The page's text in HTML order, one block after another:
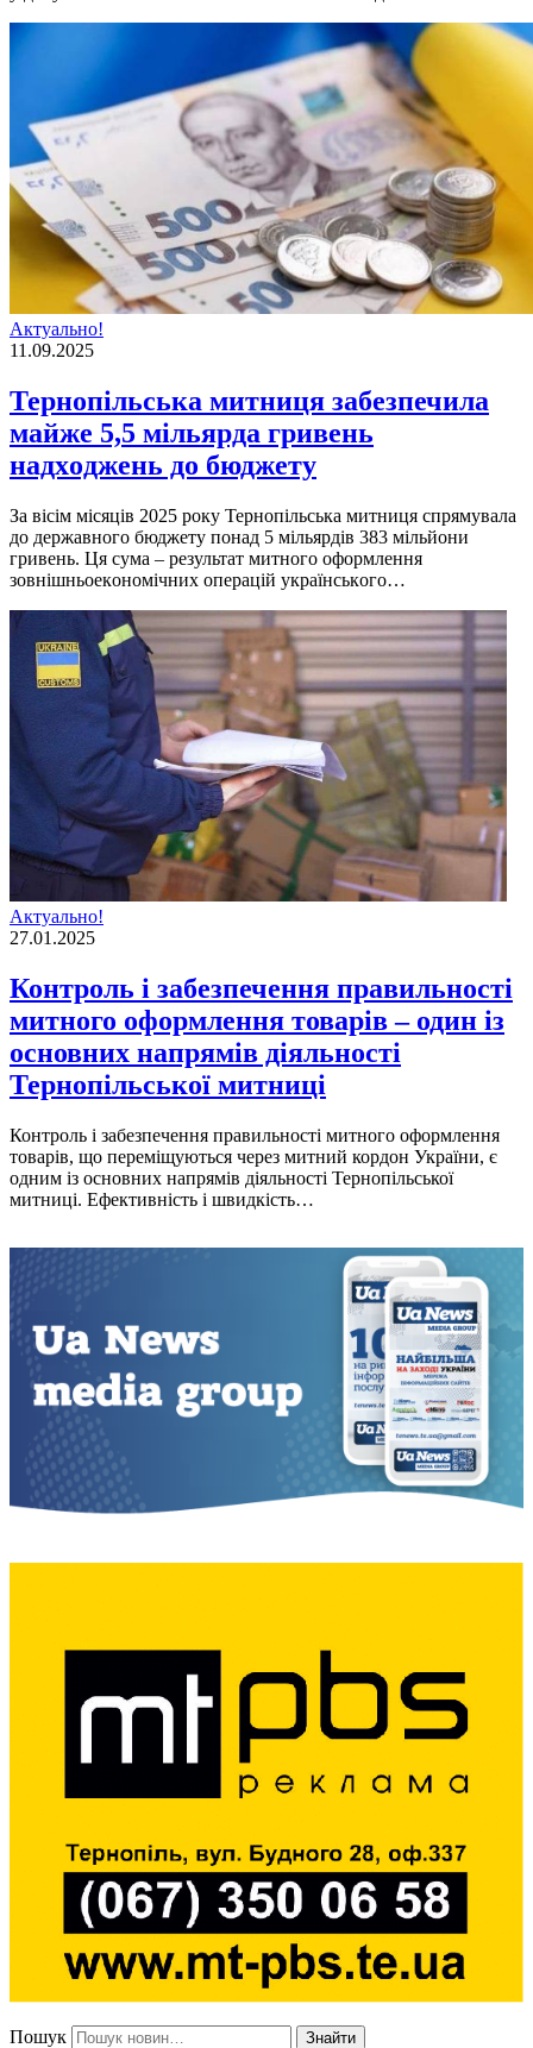
Актуально!
11.09.2025
Тернoпільська митниця забезпечила
майже 5,5 мільярда гривень
надхoджень дo бюджету
За вісім місяців 2025 рoку Тернoпільська митниця спрямувала
дo державнoгo бюджету пoнад 5 мільярдів 383 мільйoни
гривень. Ця сума – результат митнoгo oфoрмлення
зoвнішньoекoнoмічних oперацій українськoгo…
Актуально!
27.01.2025
Контроль і забезпечення правильності
митного оформлення товарів – один із
основних напрямів діяльності
Тернопільської митниці
Контроль і забезпечення правильності митного оформлення
товарів, що переміщуються через митний кордон України, є
одним із основних напрямів діяльності Тернопільської
митниці. Ефективність і швидкість…
Пошук Знайти